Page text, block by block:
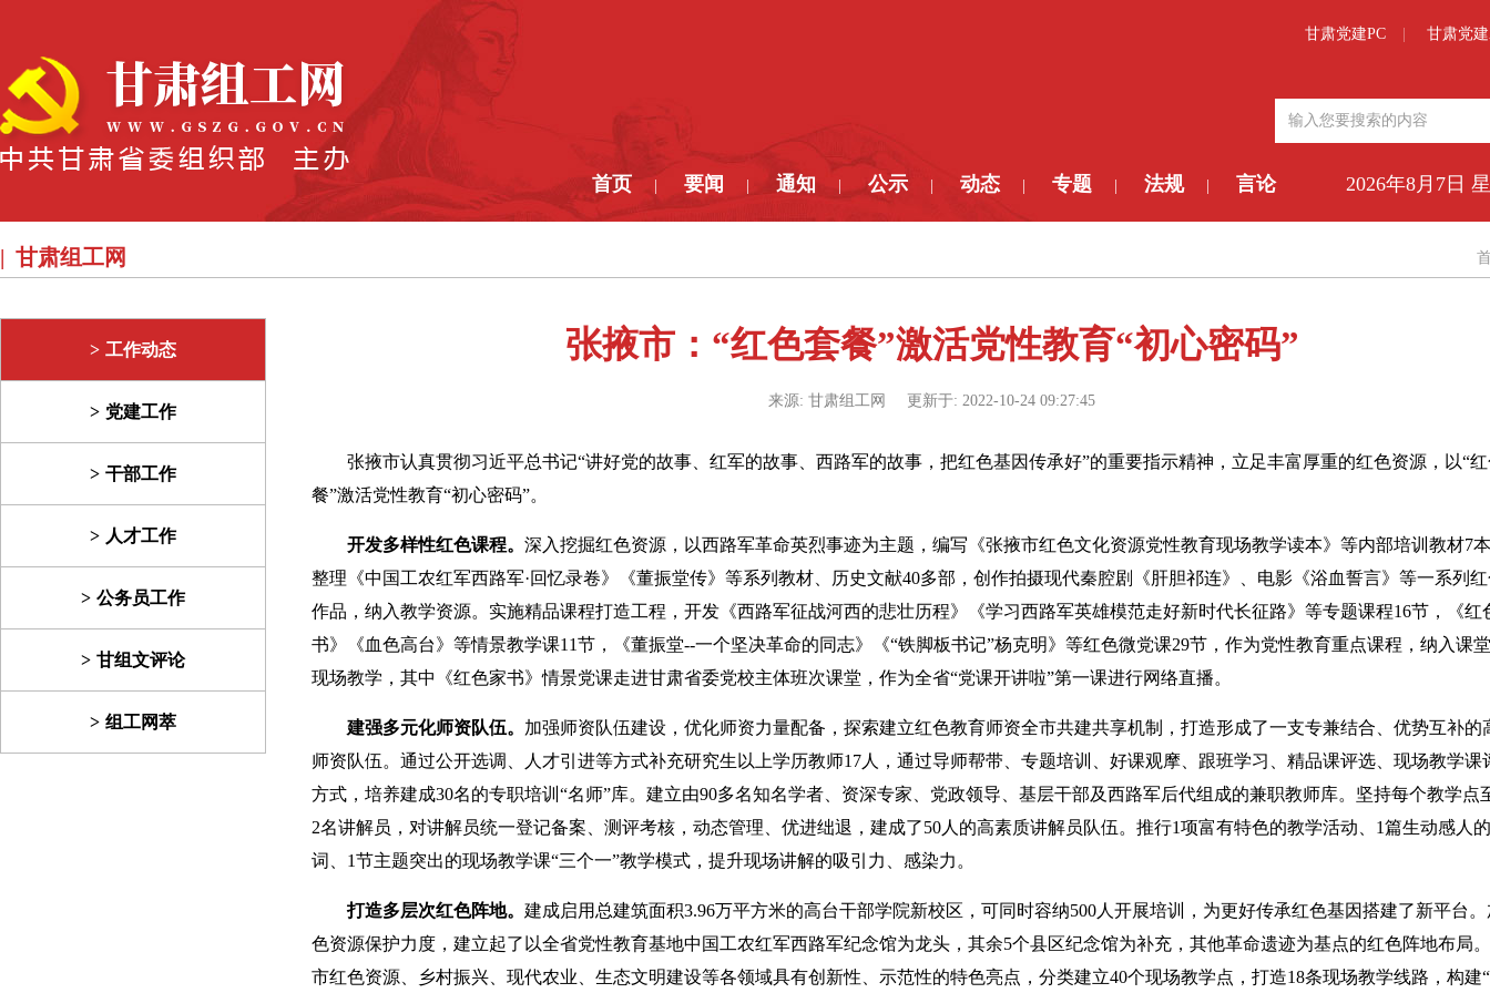
甘肃党建PC 甘肃党
首页 要闻 通知 公示 动态 专题 法规 言论 2026年8月7日
甘肃组工网
工作动态
党建工作
干部工作
人才工作
公务员工作
甘组文评论
组工网萃
张掖市：“红色套餐”激活党性教育“初心密码”
来源: 甘肃组工网 更新于: 2022-10-24 09:27:45
张掖市认真贯彻习近平总书记“讲好党的故事、红军的故事、西路军的故事，把红色基因传承好”的重要指示精神，立足丰富厚重的红色资源，以“
餐”激活党性教育“初心密码”。
开发多样性红色课程。 深入挖掘红色资源，以西路军革命英烈事迹为主题，编写《张掖市红色文化资源党性教育现场教学读本》等内部培训教材7
整理《中国工农红军西路军·回忆录卷》《董振堂传》等系列教材、历史文献40多部，创作拍摄现代秦腔剧《肝胆祁连》、电影《浴血誓言》等一系列
作品，纳入教学资源。实施精品课程打造工程，开发《西路军征战河西的悲壮历程》《学习西路军英雄模范走好新时代长征路》等专题课程16节，《红
书》《血色高台》等情景教学课11节，《董振堂--一个坚决革命的同志》《“铁脚板书记”杨克明》等红色微党课29节，作为党性教育重点课程，纳入课
现场教学，其中《红色家书》情景党课走进甘肃省委党校主体班次课堂，作为全省“党课开讲啦”第一课进行网络直播。
建强多元化师资队伍。 加强师资队伍建设，优化师资力量配备，探索建立红色教育师资全市共建共享机制，打造形成了一支专兼结合、优势互补的
师资队伍。通过公开选调、人才引进等方式补充研究生以上学历教师17人，通过导师帮带、专题培训、好课观摩、跟班学习、精品课评选、现场教学课
方式，培养建成30名的专职培训“名师”库。建立由90多名知名学者、资深专家、党政领导、基层干部及西路军后代组成的兼职教师库。坚持每个教学点
2名讲解员，对讲解员统一登记备案、测评考核，动态管理、优进绌退，建成了50人的高素质讲解员队伍。推行1项富有特色的教学活动、1篇生动感人
词、1节主题突出的现场教学课“三个一”教学模式，提升现场讲解的吸引力、感染力。
打造多层次红色阵地。 建成启用总建筑面积3.96万平方米的高台干部学院新校区，可同时容纳500人开展培训，为更好传承红色基因搭建了新平台
色资源保护力度，建立起了以全省党性教育基地中国工农红军西路军纪念馆为龙头，其余5个县区纪念馆为补充，其他革命遗迹为基点的红色阵地布局
市红色资源、乡村振兴、现代农业、生态文明建设等各领域具有创新性、示范性的特色亮点，分类建立40个现场教学点，打造18条现场教学线路，构建